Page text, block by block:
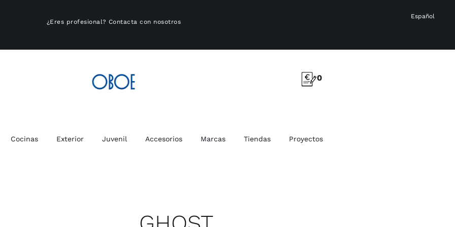
¿Eres profesional? Contacta con nosotros
Español
0
Cocinas Exterior Juvenil Accesorios Marcas Tiendas Proyectos